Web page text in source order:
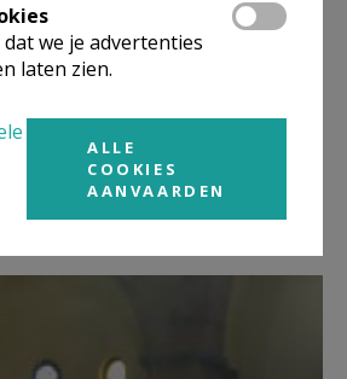
verscheidenheid
we je advertenties
laten zien.
ALLE
COOKIES
AANVAARDEN